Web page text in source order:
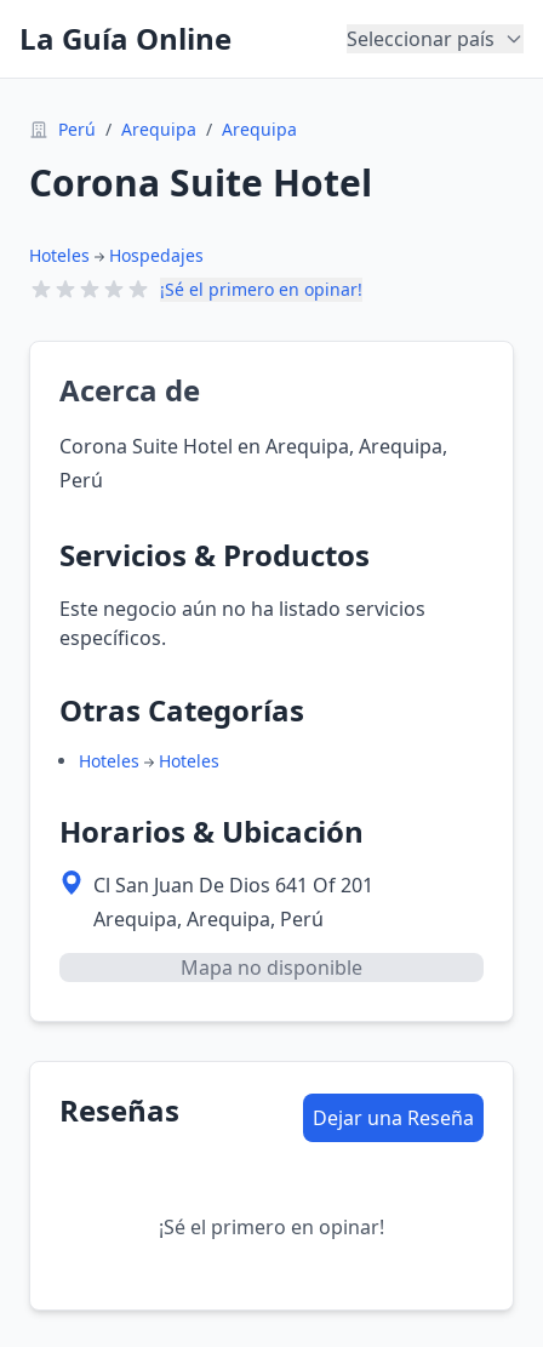
La Guía Online Seleccionar país
Perú / Arequipa / Arequipa
Corona Suite Hotel
Hoteles
Hospedajes
¡Sé el primero en opinar!
Acerca de
Corona Suite Hotel en Arequipa, Arequipa,
Perú
Servicios & Productos
Este negocio aún no ha listado servicios
específicos.
Otras Categorías
Hoteles Hoteles
Horarios & Ubicación
Cl San Juan De Dios 641 Of 201
Arequipa, Arequipa, Perú
Mapa no disponible
Reseñas Dejar una Reseña
¡Sé el primero en opinar!